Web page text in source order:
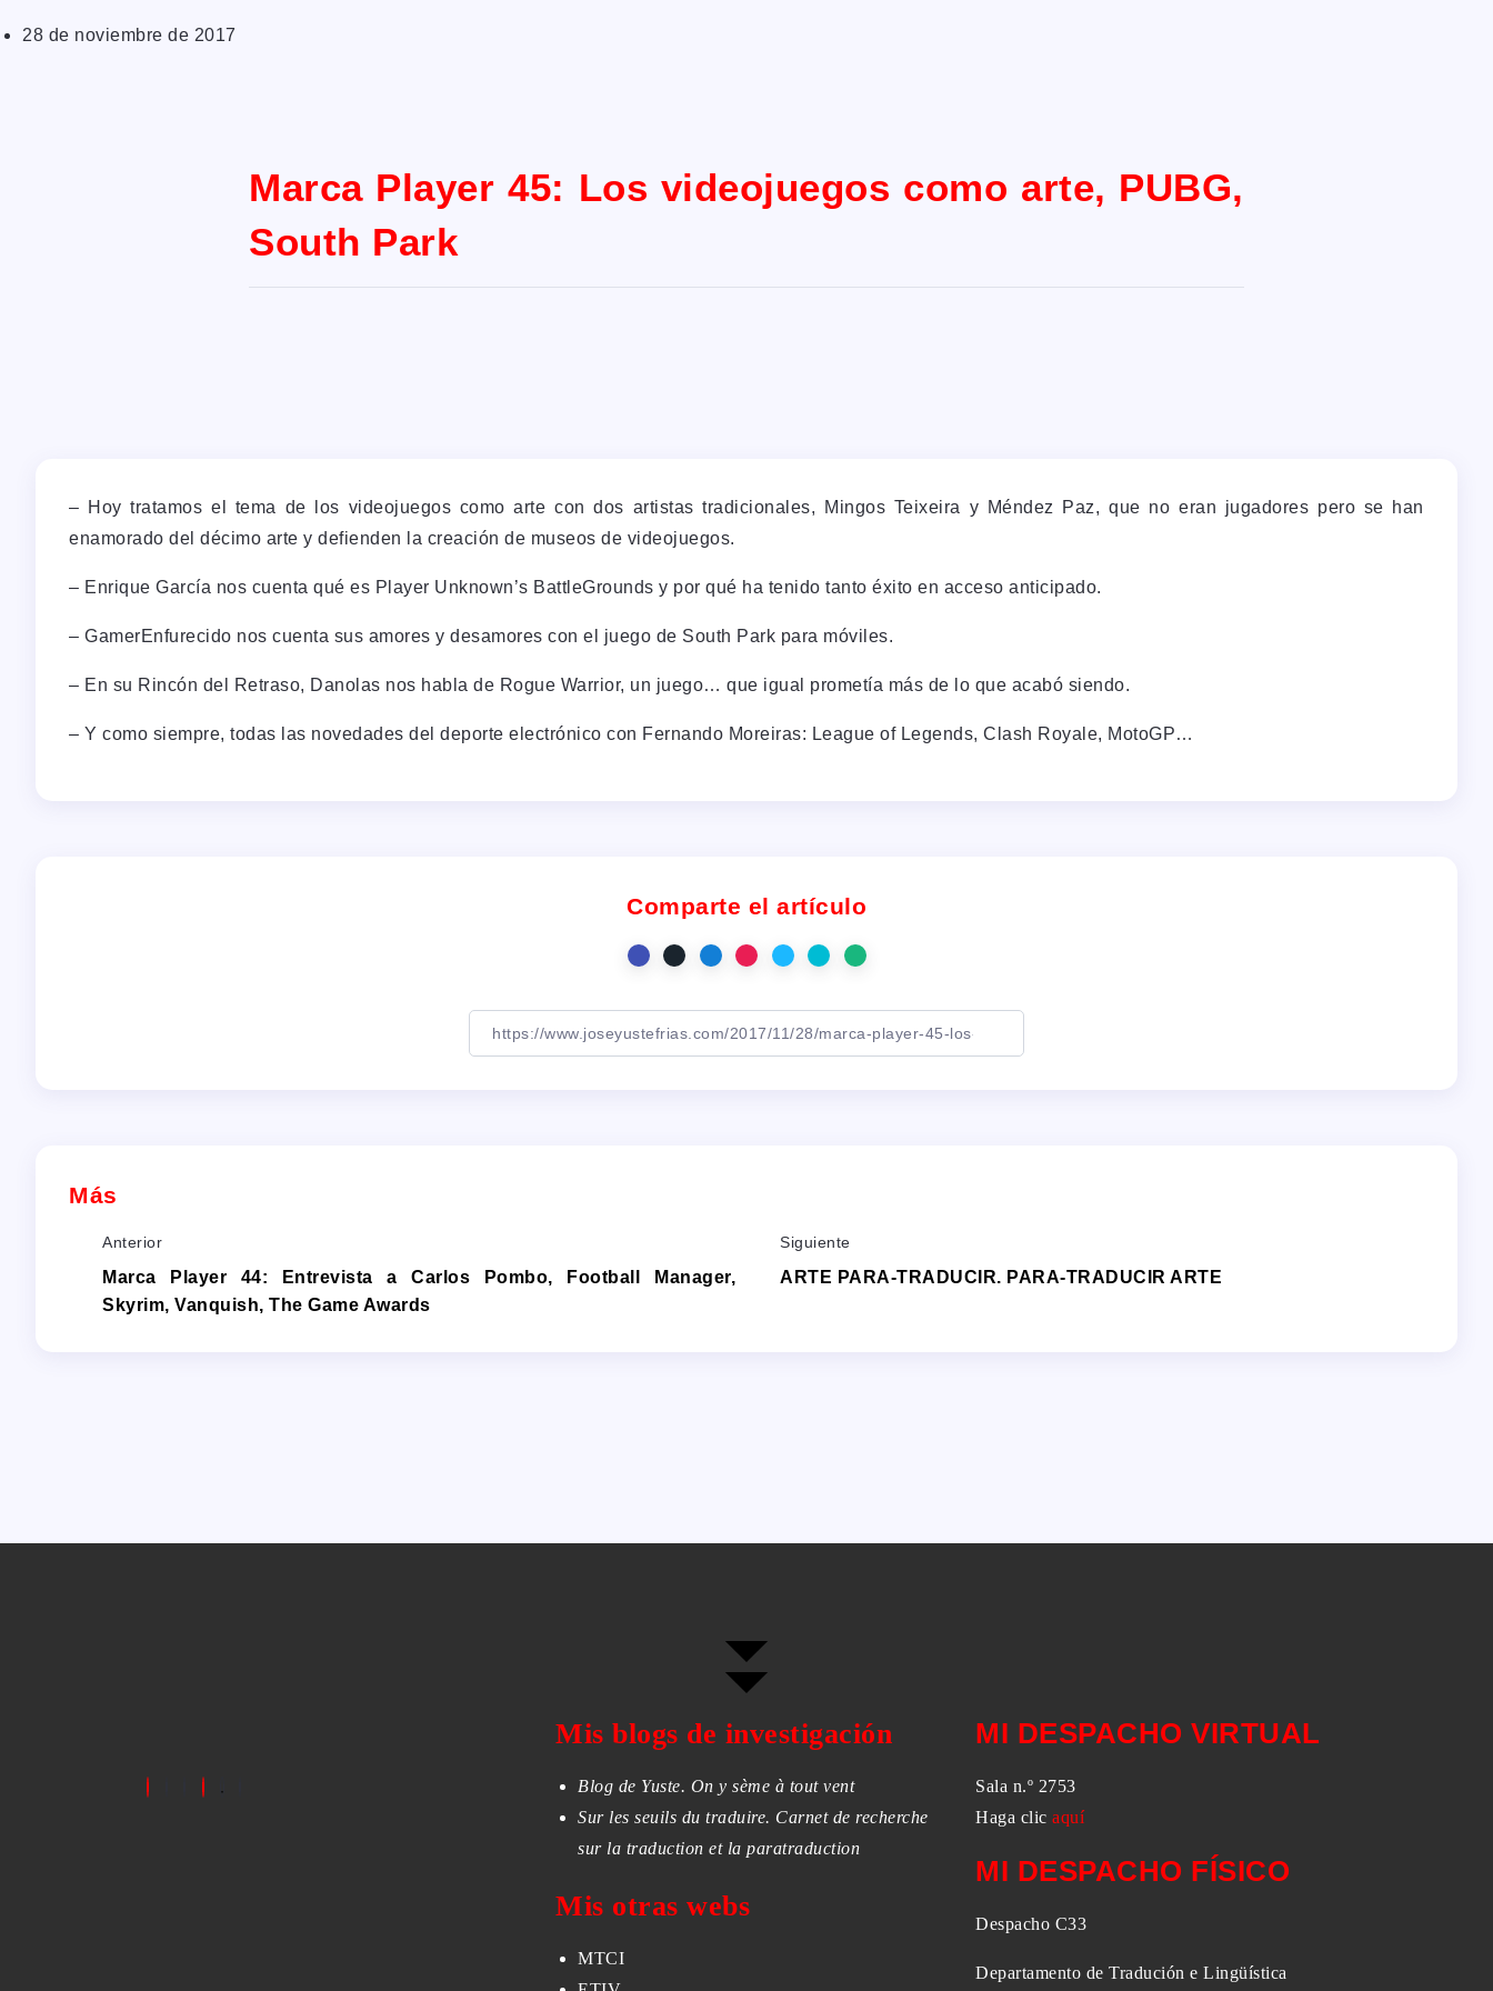
28 de noviembre de 2017
Marca Player 45: Los videojuegos como arte, PUBG,
South Park
– Hoy tratamos el tema de los videojuegos como arte con dos artistas tradicionales, Mingos Teixeira y Méndez Paz, que no eran jugadores pero se han
enamorado del décimo arte y defienden la creación de museos de videojuegos.
– Enrique García nos cuenta qué es Player Unknown’s BattleGrounds y por qué ha tenido tanto éxito en acceso anticipado.
– GamerEnfurecido nos cuenta sus amores y desamores con el juego de South Park para móviles.
– En su Rincón del Retraso, Danolas nos habla de Rogue Warrior, un juego… que igual prometía más de lo que acabó siendo.
– Y como siempre, todas las novedades del deporte electrónico con Fernando Moreiras: League of Legends, Clash Royale, MotoGP…
Comparte el artículo
Más
Anterior
Marca Player 44: Entrevista a Carlos Pombo, Football Manager,
Skyrim, Vanquish, The Game Awards
Siguiente
ARTE PARA-TRADUCIR. PARA-TRADUCIR ARTE
Mis blogs de investigación
Blog de Yuste. On y sème à tout vent
Sur les seuils du traduire. Carnet de recherche
sur la traduction et la paratraduction
Mis otras webs
MTCI
MI DESPACHO VIRTUAL
Sala n.º 2753
Haga clicaquí
MI DESPACHO FÍSICO
Despacho C33
Departamento de Tradución e Lingüística